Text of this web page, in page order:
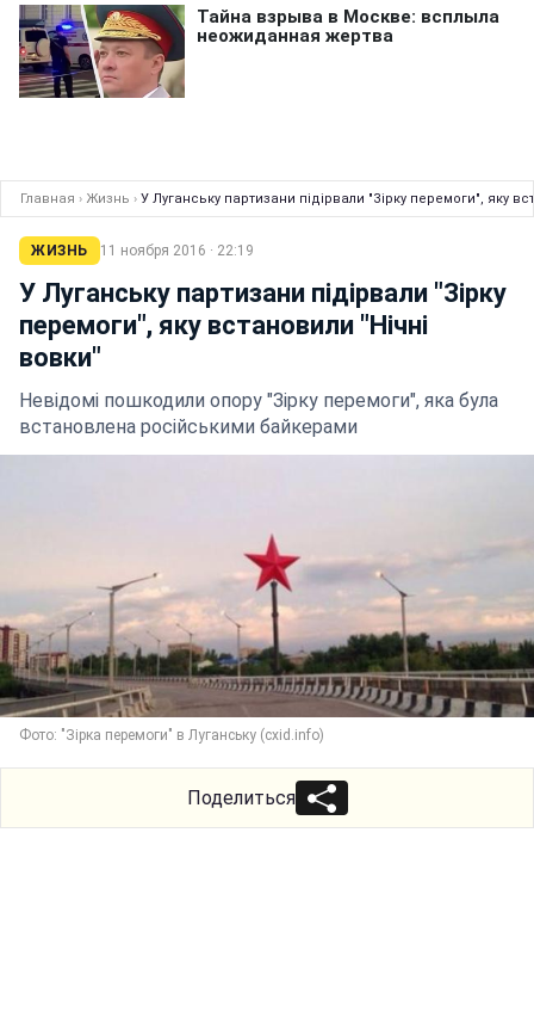
Главная › Жизнь › У Луганську партизани підірвали "Зірку перемоги", яку
ЖИЗНЬ 11 ноября 2016 · 22:19
У Луганську партизани підірвали "Зірку
перемоги", яку встановили "Нічні
вовки"
Невідомі пошкодили опору "Зірку перемоги", яка була
встановлена російськими байкерами
Фото: "Зірка перемоги" в Луганську (cxid.info)
Поделиться